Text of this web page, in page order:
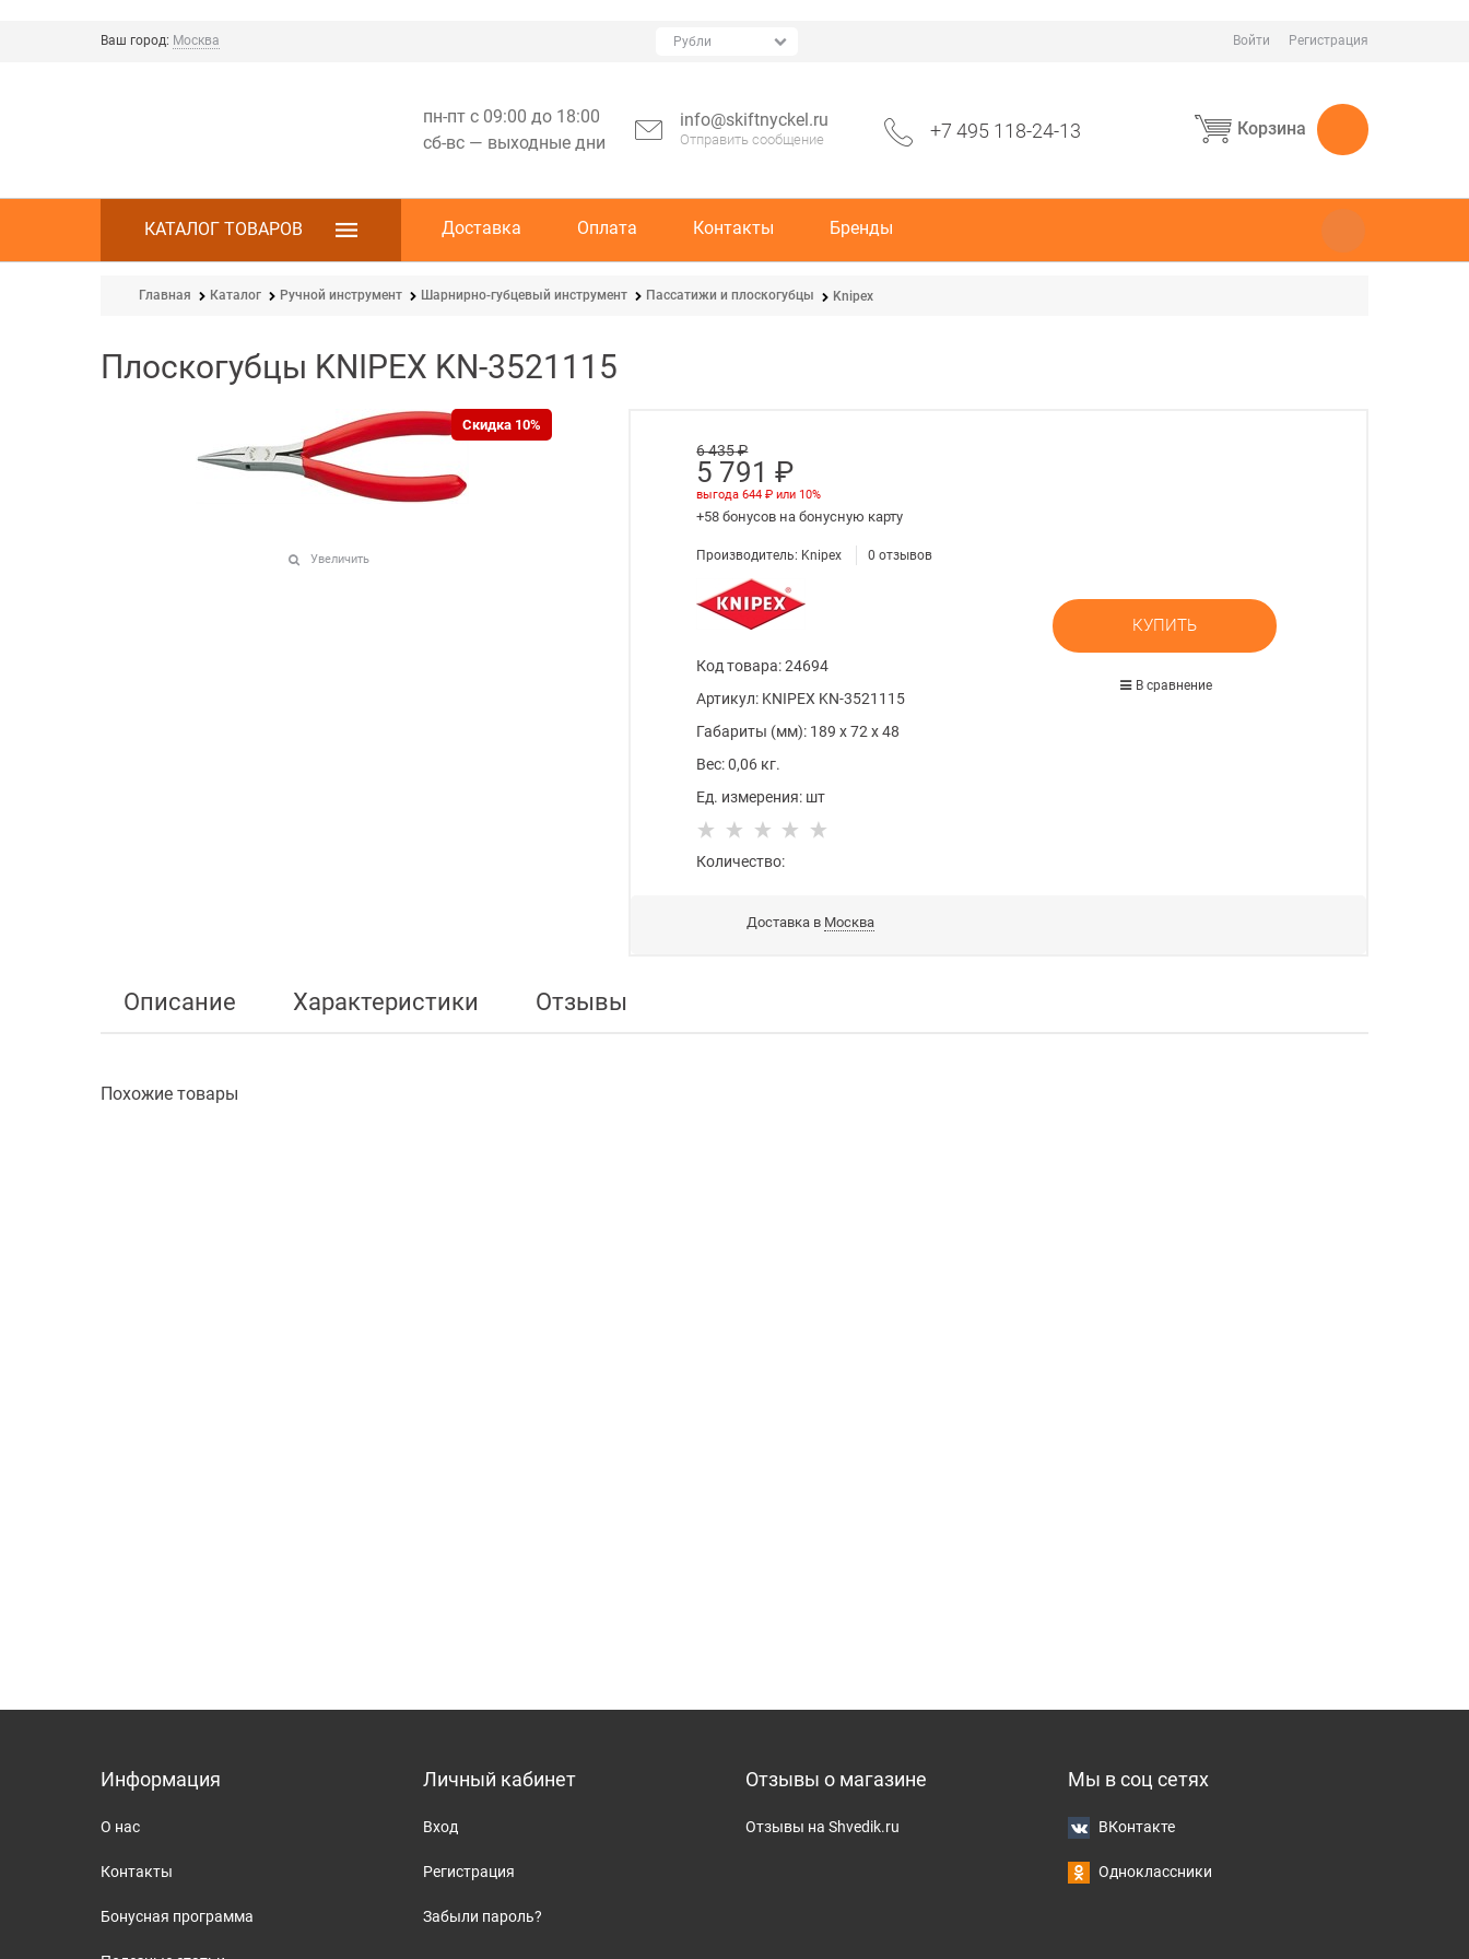
Ваш город: Москва Войти Регистрация
пн-пт с 09:00 до 18:00
сб-вс — выходные дни
info@skiftnyckel.ru
Отправить сообщение +7 495 118-24-13 Корзина
КАТАЛОГ ТОВАРОВ Доставка Оплата Контакты Бренды
Главная Каталог Ручной инструмент Шарнирно-губцевый инструмент Пассатижи и плоскогубцы Knipex
Плоскогубцы KNIPEX KN-3521115
Скидка 10%
Увеличить
6 435 ₽
5 791 ₽
выгода644 ₽ или 10%
+58 бонусов на бонусную карту
Производитель: Knipex 0отзывов
Код товара: 24694
Артикул: KNIPEX KN-3521115
Габариты (мм): 189 x72 x48
Вес: 0,06 кг.
Ед. измерения: шт
Количество:
КУПИТЬ
В сравнение
Доставка в Москва
Описание Характеристики Отзывы
Похожие товары
Информация
О нас
Контакты
Бонусная программа
Личный кабинет
Вход
Регистрация
Забыли пароль?
Отзывы о магазине
Отзывы на Shvedik.ru
Мы в соц сетях
ВКонтакте
Одноклассники